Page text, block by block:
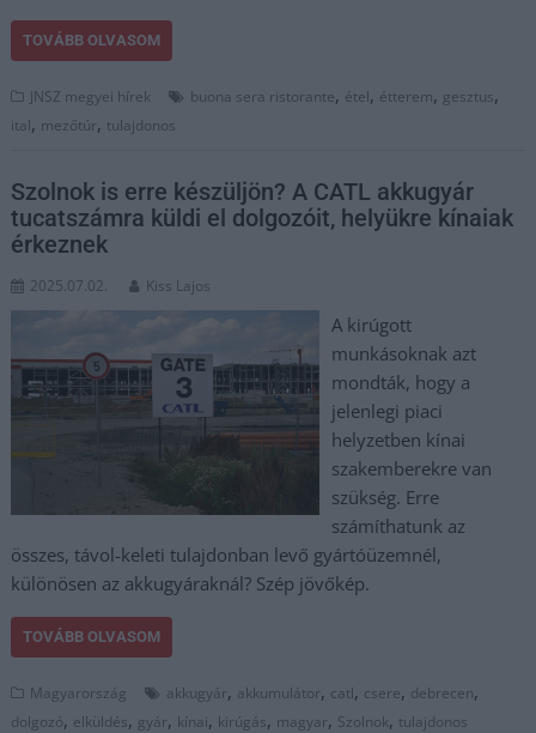
TOVÁBB OLVASOM
JNSZ megyei hírek buona sera ristorante, étel, étterem, gesztus,
ital, mezőtúr, tulajdonos
Szolnok is erre készüljön? A CATL akkugyár
tucatszámra küldi el dolgozóit, helyükre kínaiak
érkeznek
2025.07.02. Kiss Lajos
A kirúgott
munkásoknak azt
mondták, hogy a
jelenlegi piaci
helyzetben kínai
szakemberekre van
szükség. Erre
számíthatunk az
összes, távol-keleti tulajdonban levő gyártóüzemnél,
különösen az akkugyáraknál? Szép jövőkép.
TOVÁBB OLVASOM
Magyarország akkugyár, akkumulátor, catl, csere, debrecen,
dolgozó, elküldés, gyár, kínai, kirúgás, magyar, Szolnok, tulajdonos